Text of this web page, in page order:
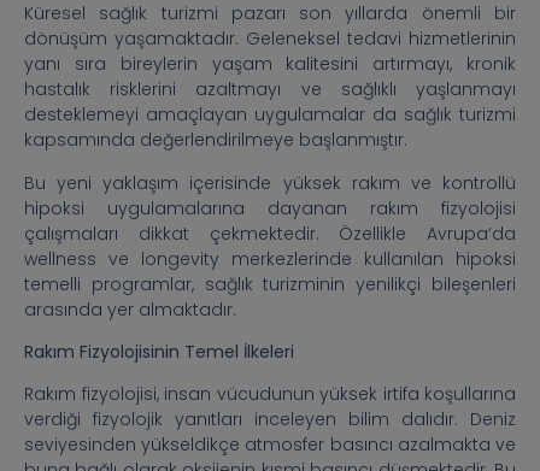
Küresel sağlık turizmi pazarı son yıllarda önemli bir
dönüşüm yaşamaktadır. Geleneksel tedavi hizmetlerinin
yanı sıra bireylerin yaşam kalitesini artırmayı, kronik
hastalık risklerini azaltmayı ve sağlıklı yaşlanmayı
desteklemeyi amaçlayan uygulamalar da sağlık turizmi
kapsamında değerlendirilmeye başlanmıştır.
Bu yeni yaklaşım içerisinde yüksek rakım ve kontrollü
hipoksi uygulamalarına dayanan rakım fizyolojisi
çalışmaları dikkat çekmektedir. Özellikle Avrupa’da
wellness ve longevity merkezlerinde kullanılan hipoksi
temelli programlar, sağlık turizminin yenilikçi bileşenleri
arasında yer almaktadır.
Rakım Fizyolojisinin Temel İlkeleri
Rakım fizyolojisi, insan vücudunun yüksek irtifa koşullarına
verdiği fizyolojik yanıtları inceleyen bilim dalıdır. Deniz
seviyesinden yükseldikçe atmosfer basıncı azalmakta ve